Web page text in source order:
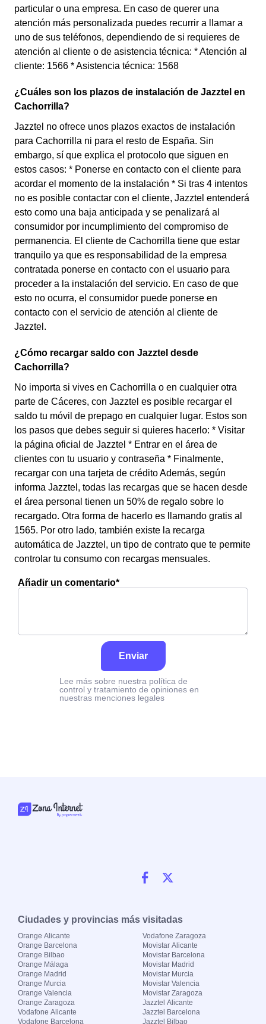
particular o una empresa. En caso de querer una
atención más personalizada puedes recurrir a llamar a
uno de sus teléfonos, dependiendo de si requieres de
atención al cliente o de asistencia técnica: * Atención al
cliente: 1566 * Asistencia técnica: 1568
¿Cuáles son los plazos de instalación de Jazztel en
Cachorrilla?
Jazztel no ofrece unos plazos exactos de instalación
para Cachorrilla ni para el resto de España. Sin
embargo, sí que explica el protocolo que siguen en
estos casos: * Ponerse en contacto con el cliente para
acordar el momento de la instalación * Si tras 4 intentos
no es posible contactar con el cliente, Jazztel entenderá
esto como una baja anticipada y se penalizará al
consumidor por incumplimiento del compromiso de
permanencia. El cliente de Cachorrilla tiene que estar
tranquilo ya que es responsabilidad de la empresa
contratada ponerse en contacto con el usuario para
proceder a la instalación del servicio. En caso de que
esto no ocurra, el consumidor puede ponerse en
contacto con el servicio de atención al cliente de
Jazztel.
¿Cómo recargar saldo con Jazztel desde
Cachorrilla?
No importa si vives en Cachorrilla o en cualquier otra
parte de Cáceres, con Jazztel es posible recargar el
saldo tu móvil de prepago en cualquier lugar. Estos son
los pasos que debes seguir si quieres hacerlo: * Visitar
la página oficial de Jazztel * Entrar en el área de
clientes con tu usuario y contraseña * Finalmente,
recargar con una tarjeta de crédito Además, según
informa Jazztel, todas las recargas que se hacen desde
el área personal tienen un 50% de regalo sobre lo
recargado. Otra forma de hacerlo es llamando gratis al
1565. Por otro lado, también existe la recarga
automática de Jazztel, un tipo de contrato que te permite
controlar tu consumo con recargas mensuales.
Añadir un comentario*
Enviar
Lee más sobre nuestra política de
control y tratamiento de opiniones en
nuestras menciones legales
Ciudades y provincias más visitadas
Orange Alicante
Orange Barcelona
Orange Bilbao
Orange Málaga
Orange Madrid
Orange Murcia
Orange Valencia
Orange Zaragoza
Vodafone Alicante
Vodafone Barcelona
Vodafone Zaragoza
Movistar Alicante
Movistar Barcelona
Movistar Madrid
Movistar Murcia
Movistar Valencia
Movistar Zaragoza
Jazztel Alicante
Jazztel Barcelona
Jazztel Bilbao